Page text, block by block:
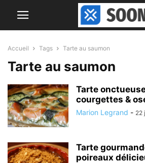
Accueil Tags Tarte au saumon
Tarte au saumon
Tarte
courgettes &
Marion Legrand - 22
Tarte
poireaux